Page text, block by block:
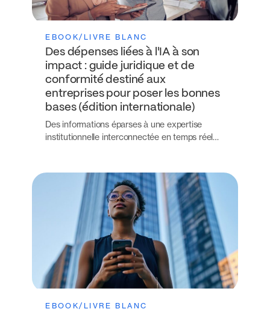
EBOOK/LIVRE BLANC
Des dépenses liées à l'IA à son
impact : guide juridique et de
conformité destiné aux
entreprises pour poser les bonnes
bases (édition internationale)
Des informations éparses à une expertise
institutionnelle interconnectée en temps réel…
EBOOK/LIVRE BLANC